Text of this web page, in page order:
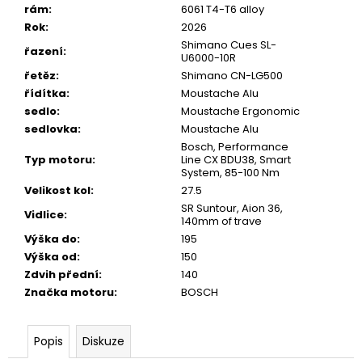
rám:
6061 T4-T6 alloy
Rok:
2026
řazení:
Shimano Cues SL-
U6000-10R
řetěz:
Shimano CN-LG500
řídítka:
Moustache Alu
sedlo:
Moustache Ergonomic
sedlovka:
Moustache Alu
Typ motoru:
Bosch, Performance
Line CX BDU38, Smart
System, 85-100 Nm
Velikost kol:
27.5
Vidlice:
SR Suntour, Aion 36,
140mm of trave
Výška do:
195
Výška od:
150
Zdvih přední:
140
Značka motoru: BOSCH
Popis Diskuze